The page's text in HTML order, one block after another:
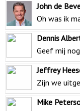
John de
Oh was ik
Dennis
Geef mij
Jeffrey
Zijn we
Mike